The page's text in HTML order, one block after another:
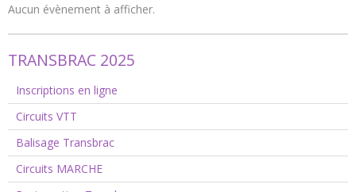
Aucun évènement à afficher.
TRANSBRAC 2025
Inscriptions en ligne
Circuits VTT
Balisage Transbrac
Circuits MARCHE